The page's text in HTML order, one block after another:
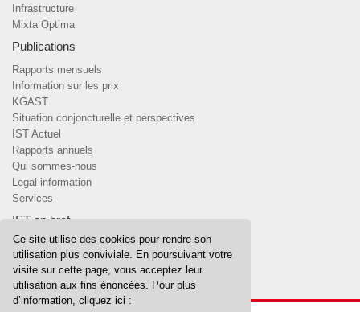
Ce site utilise des cookies pour rendre son
utilisation plus conviviale. En poursuivant votre
visite sur cette page, vous acceptez leur
utilisation aux fins énoncées. Pour plus
d’information, cliquez ici :
Infrastructure
Mixta Optima
Publications
Rapports mensuels
Information sur les prix
KGAST
Situation conjoncturelle et perspectives
IST Actuel
Rapports annuels
Qui sommes-nous
Legal information
Services
IST en bref
Qui sommes-nous
Team
Conseil de fondation & comités